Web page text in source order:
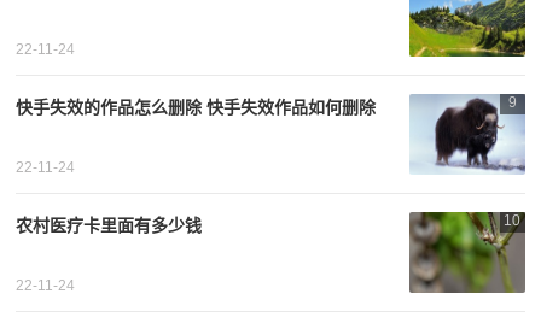
22-11-24
9
快手失效的作品怎么删除 快手失效作品如何删除
22-11-24
10
农村医疗卡里面有多少钱
22-11-24